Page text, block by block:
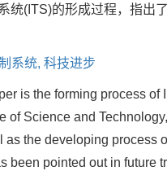
统(ITS)的形成过程，指出
系统, 科技进步
is the forming process of
of Science and
the developing process
been pointed out in future